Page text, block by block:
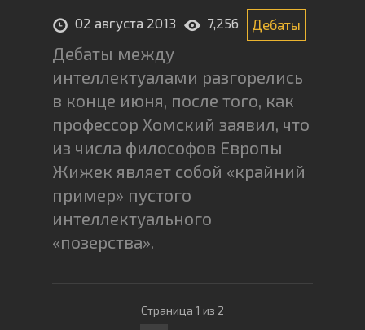
02 августа 2013 7,256 Дебаты
Дебаты между
интеллектуалами разгорелись
в конце июня, после того, как
профессор Хомский заявил, что
из числа философов Европы
Жижек являет собой «крайний
пример» пустого
интеллектуального
«позерства».
Страница 1 из 2